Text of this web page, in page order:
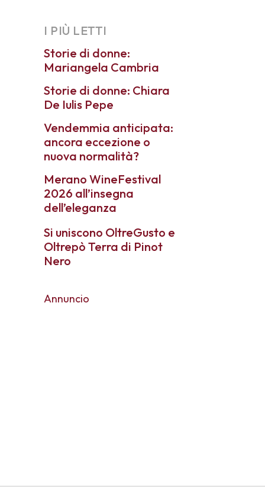
I PIÙ LETTI
Storie di donne:
Mariangela Cambria
Storie di donne: Chiara
De Iulis Pepe
Vendemmia anticipata:
ancora eccezione o
nuova normalità?
Merano WineFestival
2026 all’insegna
dell’eleganza
Si uniscono OltreGusto e
Oltrepò Terra di Pinot
Nero
Annuncio